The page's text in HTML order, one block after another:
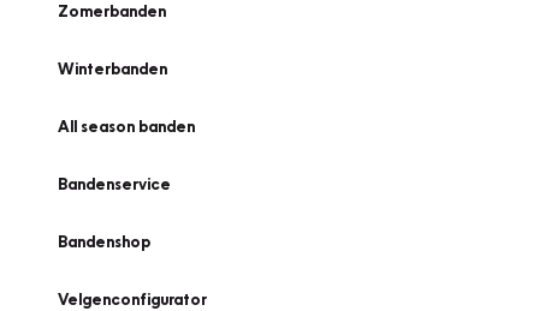
Zomerbanden
Winterbanden
All season banden
Bandenservice
Bandenshop
Velgenconfigurator